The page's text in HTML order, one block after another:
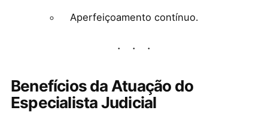
Aperfeiçoamento contínuo.
Benefícios da Atuação do
Especialista Judicial